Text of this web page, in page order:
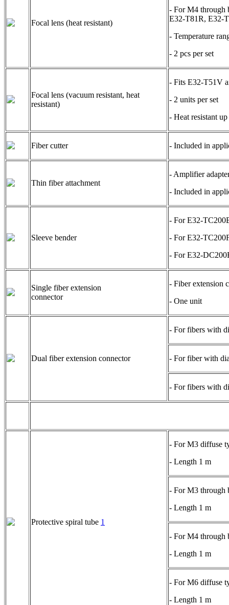
Focal lens (heat resistant)
- For M4 through
E32-T81R, E32-
- Temperature
- 2 pcs per set
Focal lens (vacuum resistant, heat
resistant)
- Fits E32-T51V
- 2 units per set
- Heat resistant
Fiber cutter - Included in
Thin fiber attachment
- Amplifier
- Included in
Sleeve bender
- For E32-
- For E32-
- For E32-
Single fiber extension
connector
- Fiber extension
- One unit
Dual fiber extension connector
- For fibers with
- For fiber with
- For fibers with
Protective spiral tube 1
- For M3 diffuse
- Length 1 m
- For M3 through
- Length 1 m
- For M4 through
- Length 1 m
- For M6 diffuse
- Length 1 m